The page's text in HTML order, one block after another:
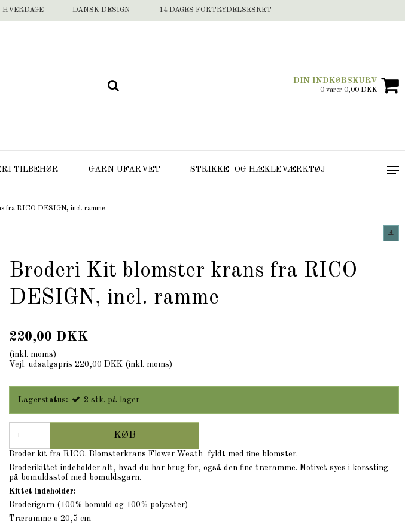
HVERDAGE DANSK DESIGN 14 DAGES FORTRYDELSESRET
DIN INDKØBSKURV
0 varer 0,00 DKK
TILBEHØR GARN UFARVET STRIKKE- OG HÆKLEVÆRKTØJ
fra RICO DESIGN, incl. ramme
Broderi Kit blomster krans fra RICO
DESIGN, incl. ramme
220,00 DKK
(inkl. moms)
Vejl. udsalgspris 220,00 DKK (inkl. moms)
Lagerstatus: 2 stk. på lager
KØB
Broder kit fra RICO. Blomsterkrans Flower Weath fyldt med fine blomster.
Broderikittet indeholder alt, hvad du har brug for, også den fine træramme. Motivet syes i korssting
på bomuldsstof med bomuldsgarn.
Kittet indeholder:
Broderigarn (100% bomuld og 100% polyester)
Træramme ø 20,5 cm